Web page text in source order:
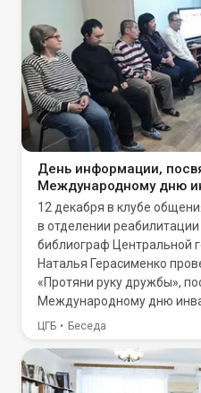
День информации,
Международному дню
12 декабря в клубе
в отделении
библиограф Центральной
Наталья Герасименко
«Протяни руку дружбы»,
Международному дню
ЦГБ Беседа